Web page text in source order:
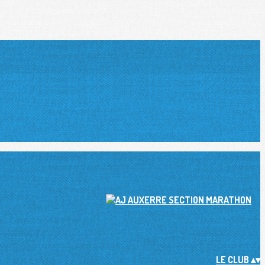
LE CLUB▴▾